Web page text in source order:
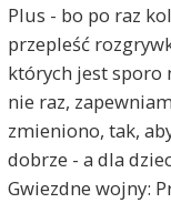
Plus - bo po raz
przepleść
których jest sporo
nie raz,
zmieniono, tak,
dobrze - a dla
Gwiezdne wojny: